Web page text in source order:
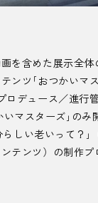
を含めた展示全体
ンツ「おつかいマ
ロデュース／進行
いマスターズ」のみ
らしい老いって？」
テンツ）の制作プ